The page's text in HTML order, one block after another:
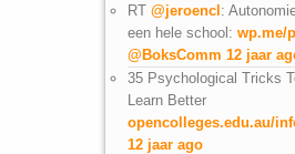
RT @jeroencl:
een hele school: wp.me/
@BoksComm 12 jaar
35 Psychological Tricks
Learn Better
opencolleges.edu.au/
12 jaar ago